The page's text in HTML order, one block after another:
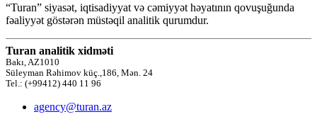
“Turan” siyasət, iqtisadiyyat və cəmiyyət həyatının qovuşuğunda
fəaliyyət göstərən müstəqil analitik qurumdur.
Turan analitik xidməti
Bakı, AZ1010
Süleyman Rəhimov küç.,186, Mən. 24
Tel.: (+99412) 440 11 96
agency@turan.az